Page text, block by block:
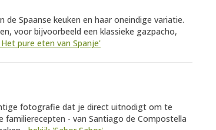
Spaanse keuken en haar oneindige variatie.
voor bijvoorbeeld een klassieke gazpacho,
pure eten van Spanje'
fotografie dat je direct uitnodigt om te
familierecepten - van Santiago de Compostella